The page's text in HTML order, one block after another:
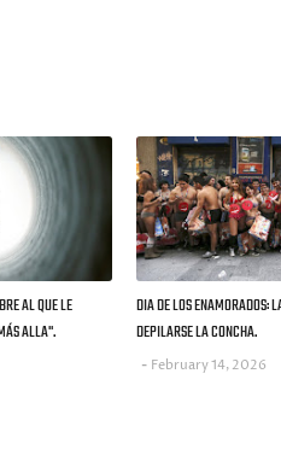
AL QUE LE
ALLA".
DIA DE LOS ENAMORADOS:
DEPILARSE LA CONCHA.
February 14, 2026